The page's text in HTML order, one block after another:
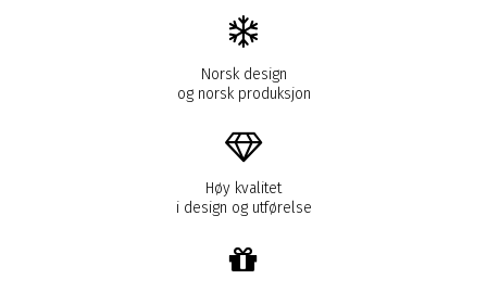
Norsk design
og norsk produksjon
Høy kvalitet
i design og utførelse